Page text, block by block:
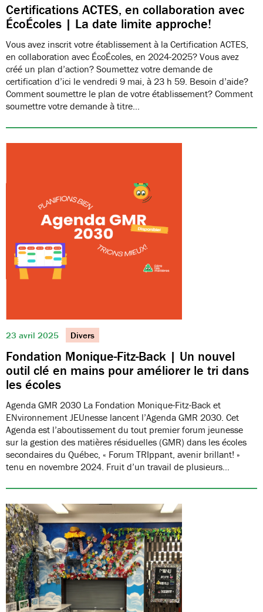
Certifications ACTES, en collaboration avec
ÉcoÉcoles | La date limite approche!
Vous avez inscrit votre établissement à la Certification ACTES,
en collaboration avec ÉcoÉcoles, en 2024-2025? Vous avez
créé un plan d’action? Soumettez votre demande de
certification d’ici le vendredi 9 mai, à 23 h 59. Besoin d’aide?
Comment soumettre le plan de votre établissement? Comment
soumettre votre demande à titre…
23 avril 2025 Divers
Fondation Monique-Fitz-Back | Un nouvel
outil clé en mains pour améliorer le tri dans
les écoles
Agenda GMR 2030 La Fondation Monique-Fitz-Back et
ENvironnement JEUnesse lancent l’Agenda GMR 2030. Cet
Agenda est l’aboutissement du tout premier forum jeunesse
sur la gestion des matières résiduelles (GMR) dans les écoles
secondaires du Québec, « Forum TRIppant, avenir brillant! »
tenu en novembre 2024. Fruit d’un travail de plusieurs…